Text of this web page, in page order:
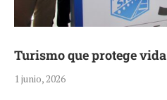
Turismo que protege vida
1 junio, 2026